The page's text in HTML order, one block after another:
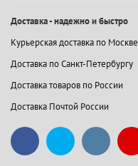
Доставка - надежно и быстро
Курьерская доставка по Москве
Доставка по Санкт-Петербургу
Доставка товаров по России
Доставка Почтой России